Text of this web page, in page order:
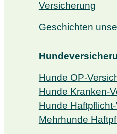
Versicherung
Geschichten
Hunde OP-
Hunde Kranken-
Hunde
Mehrhunde